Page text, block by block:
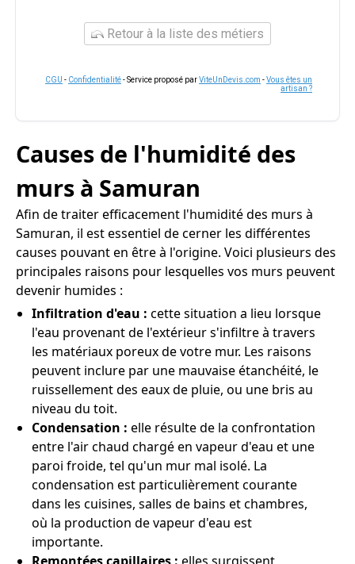
Retour à la liste des métiers
CGU - Confidentialité- Service proposé parViteUnDevis.com -Vous êtes un
artisan ?
Causes de l'humidité des
murs à Samuran
Afin de traiter efficacement l'humidité des murs à
Samuran, il est essentiel de cerner les différentes
causes pouvant en être à l'origine. Voici plusieurs des
principales raisons pour lesquelles vos murs peuvent
devenir humides :
Infiltration d'eau : cette situation a lieu lorsque
l'eau provenant de l'extérieur s'infiltre à travers
les matériaux poreux de votre mur. Les raisons
peuvent inclure par une mauvaise étanchéité, le
ruissellement des eaux de pluie, ou une bris au
niveau du toit.
Condensation : elle résulte de la confrontation
entre l'air chaud chargé en vapeur d'eau et une
paroi froide, tel qu'un mur mal isolé. La
condensation est particulièrement courante
dans les cuisines, salles de bains et chambres,
où la production de vapeur d'eau est
importante.